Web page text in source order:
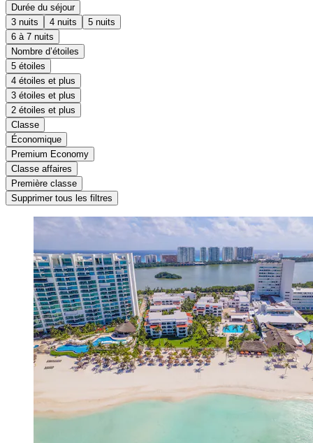
Durée du séjour
3 nuits
4 nuits
5 nuits
6 à 7 nuits
Nombre d’étoiles
5 étoiles
4 étoiles et plus
3 étoiles et plus
2 étoiles et plus
Classe
Économique
Premium Economy
Classe affaires
Première classe
Supprimer tous les filtres